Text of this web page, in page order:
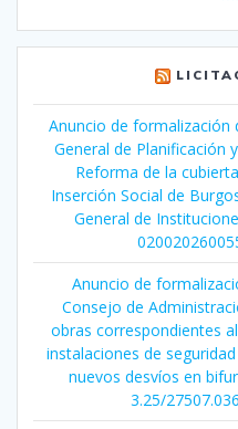
Anuncio de formalización
General de Planificación
Reforma de la
Inserción Social de
General de
Anuncio de
Consejo de
obras correspondientes
instalaciones de
nuevos desvíos en
3.25/